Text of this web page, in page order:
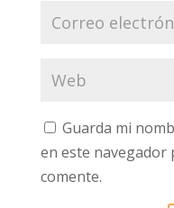
Guarda mi
en este navegador
comente.